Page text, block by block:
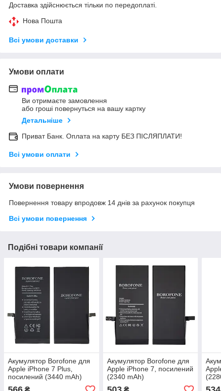
Доставка здійснюється тільки по передоплаті.
Нова Пошта
Всі умови доставки
Умови оплати
Ви отримаєте замовлення
або гроші повернуться на вашу картку
Детальніше
Приват Банк. Оплата на карту БЕЗ ПІСЛЯПЛАТИ!
Всі умови оплати
Умови повернення
Повернення товару впродовж 14 днів за рахунок покупця
Всі умови повернення
Подібні товари компанії
Акумулятор Borofone для
Apple iPhone 7 Plus,
посилений (3440 mAh)
Акумулятор Borofone для
Apple iPhone 7, посилений
(2340 mAh)